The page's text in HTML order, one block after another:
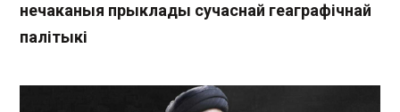
нечаканыя прыклады сучаснай геаграфічнай
палітыкі